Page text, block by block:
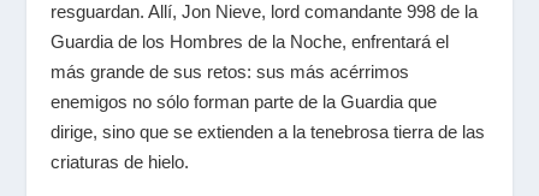
resguardan. Allí, Jon Nieve, lord comandante 998 de la
Guardia de los Hombres de la Noche, enfrentará el
más grande de sus retos: sus más acérrimos
enemigos no sólo forman parte de la Guardia que
dirige, sino que se extienden a la tenebrosa tierra de las
criaturas de hielo.